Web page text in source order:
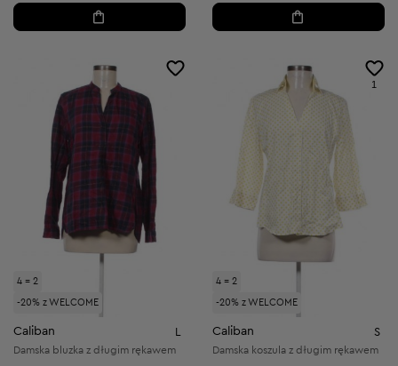
4 = 2
-20% z WELCOME
Caliban
Damska bluzka z długim rękawem
4 = 2
-20% z WELCOME
1
Caliban S
Damska koszula z długim rękawem